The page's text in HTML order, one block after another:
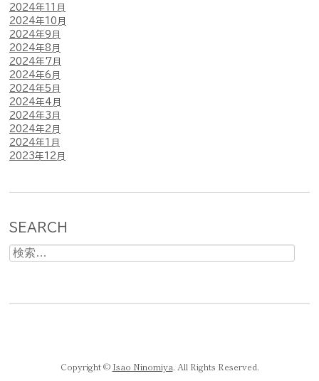
2024年11月
2024年10月
2024年9月
2024年8月
2024年7月
2024年6月
2024年5月
2024年4月
2024年3月
2024年2月
2024年1月
2023年12月
SEARCH
検
索:
Copyright © Isao Ninomiya. All Rights Reserved.